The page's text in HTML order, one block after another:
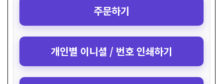
주문하기
개인별 이니셜 / 번호 인쇄하기